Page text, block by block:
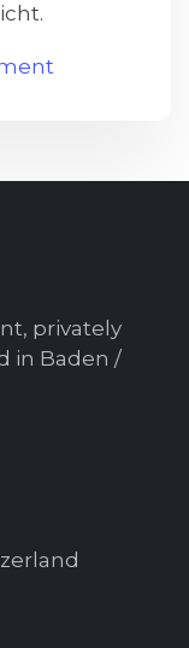
privately
in Baden /